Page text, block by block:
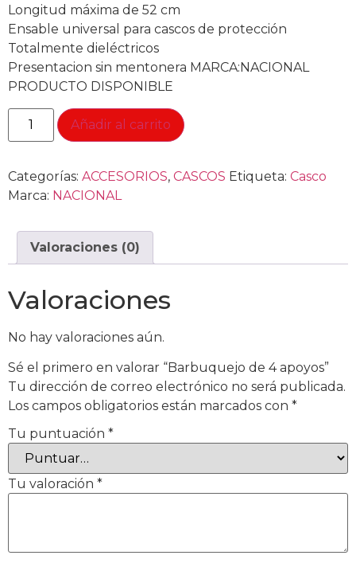
Longitud máxima de 52 cm
Ensable universal para cascos de protección
Totalmente dieléctricos
Presentacion sin mentonera MARCA:NACIONAL
PRODUCTO DISPONIBLE
Añadir al carrito
Categorías: ACCESORIOS, CASCOS Etiqueta: Casco
Marca: NACIONAL
Valoraciones (0)
Valoraciones
No hay valoraciones aún.
Sé el primero en valorar “Barbuquejo de 4 apoyos”
Tu dirección de correo electrónico no será publicada.
Los campos obligatorios están marcados con *
Tu puntuación *
Tu valoración *